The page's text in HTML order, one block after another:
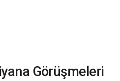
Görüşmeleri